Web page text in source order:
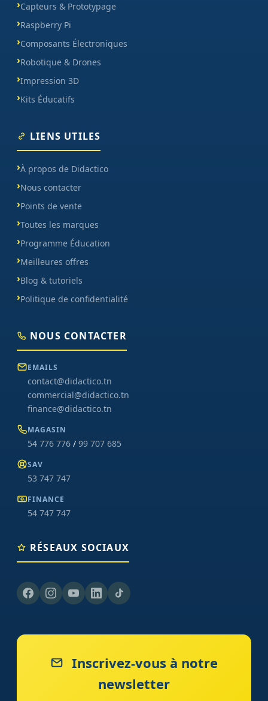
Capteurs & Prototypage
Raspberry Pi
Composants Électroniques
Robotique & Drones
Impression 3D
Kits Éducatifs
LIENS UTILES
À propos de Didactico
Nous contacter
Points de vente
Toutes les marques
Programme Éducation
Meilleures offres
Blog & tutoriels
Politique de confidentialité
NOUS CONTACTER
EMAILS
contact@didactico.tn
commercial@didactico.tn
finance@didactico.tn
MAGASIN
54 776 776 / 99 707 685
SAV
53 747 747
FINANCE
54 747 747
RÉSEAUX SOCIAUX
Inscrivez-vous à notre
newsletter